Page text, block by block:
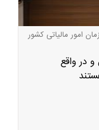
امور مالیاتی کشور
در واقع